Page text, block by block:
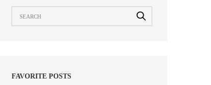
FAVORITE POSTS